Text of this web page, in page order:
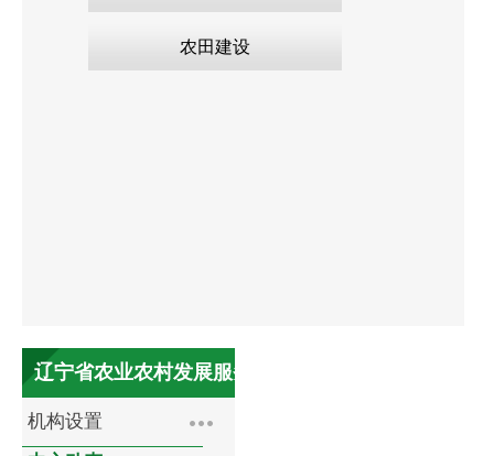
农田建设
辽宁省农业农村发展服务中心
机构设置